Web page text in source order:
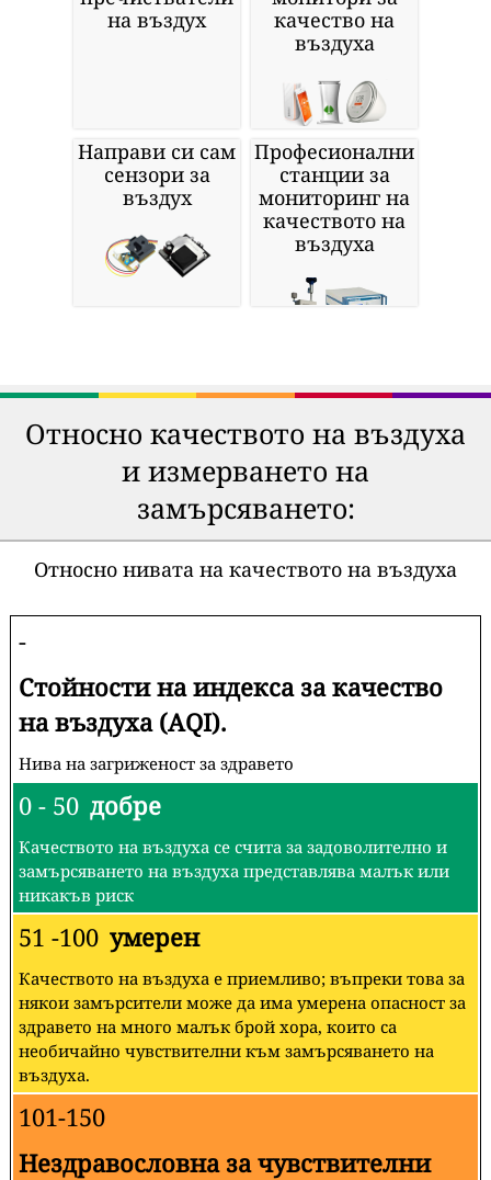
на въздух
качество на
въздуха
Направи си сам
сензори за
въздух
Професионални
станции за
мониторинг на
качеството на
въздуха
Относно качеството на въздуха
и измерването на
замърсяването:
Относно нивата на качеството на въздуха
-
Стойности на индекса за качество
на въздуха (AQI).
Нива на загриженост за здравето
0 - 50 добре
Качеството на въздуха се счита за задоволително и
замърсяването на въздуха представлява малък или
никакъв риск
51 -100 умерен
Качеството на въздуха е приемливо; въпреки това за
някои замърсители може да има умерена опасност за
здравето на много малък брой хора, които са
необичайно чувствителни към замърсяването на
въздуха.
101-150
Нездравословна за чувствителни